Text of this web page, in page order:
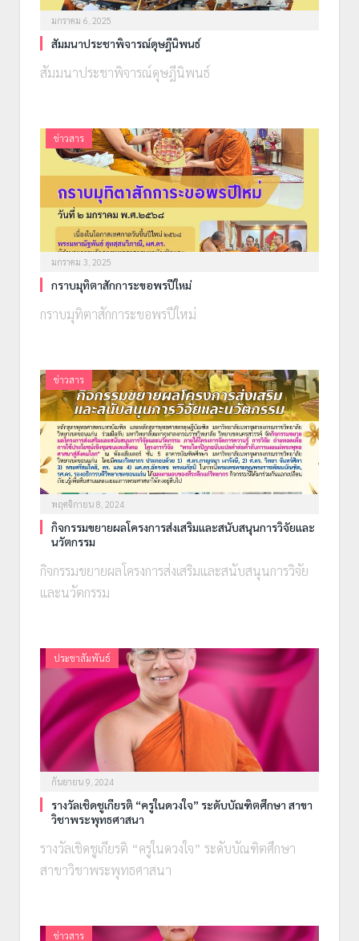
มกราคม 6, 2025
สัมมนาประชาพิจารณ์ดุษฎีนิพนธ์
สัมมนาประชาพิจารณ์ดุษฎีนิพนธ์
ข่าวสาร
มกราคม 3, 2025
กราบมุทิตาสักการะขอพรปีใหม่
กราบมุทิตาสักการะขอพรปีใหม่
ข่าวสาร
พฤศจิกายน 8, 2024
กิจกรรมขยายผลโครงการส่งเสริมและสนับสนุนการวิจัยและ
นวัตกรรม
กิจกรรมขยายผลโครงการส่งเสริมและสนับสนุนการวิจัย
และนวัตกรรม
ประชาสัมพันธ์
กันยายน 9, 2024
รางวัลเชิดชูเกียรติ “ครูในดวงใจ” ระดับบัณฑิตศึกษา สาขา
วิชาพระพุทธศาสนา
รางวัลเชิดชูเกียรติ “ครูในดวงใจ” ระดับบัณฑิตศึกษา
สาขาวิชาพระพุทธศาสนา
ข่าวสาร